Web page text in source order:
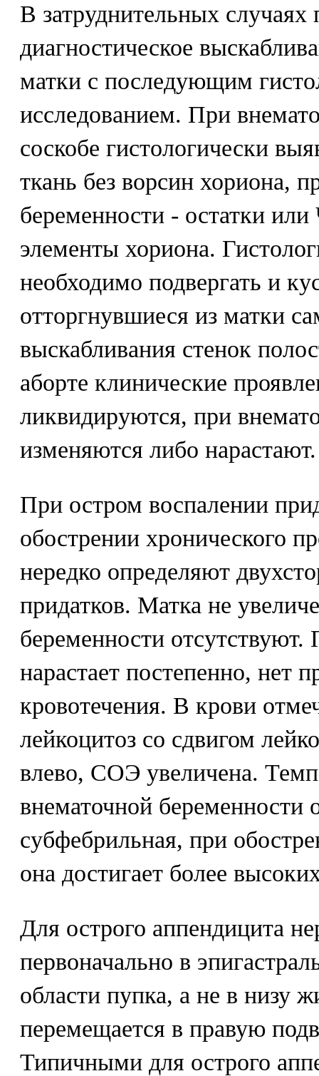
В затруднительных случаях
диагностическое
матки с последующим
исследованием. При
соскобе гистологически
ткань без ворсин хориона,
беременности - остатки
элементы хориона.
необходимо подвергать и
отторгнувшиеся из матки
выскабливания стенок
аборте клинические
ликвидируются, при
изменяются либо нарастают.
При остром воспалении
обострении хронического
нередко определяют
придатков. Матка не
беременности
нарастает постепенно, нет
кровотечения. В крови
лейкоцитоз со сдвигом
влево, СОЭ увеличена.
внематочной беременности
субфебрильная, при
она достигает более
Для острого аппендицита
первоначально в
области пупка, а не в низу
перемещается в правую
Типичными для острого